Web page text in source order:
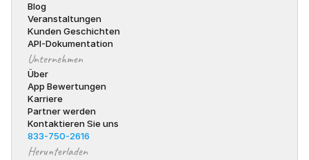
Blog
Veranstaltungen
Kunden Geschichten
API-Dokumentation
Unternehmen
Über
App Bewertungen
Karriere
Partner werden
Kontaktieren Sie uns
833-750-2616
Herunterladen